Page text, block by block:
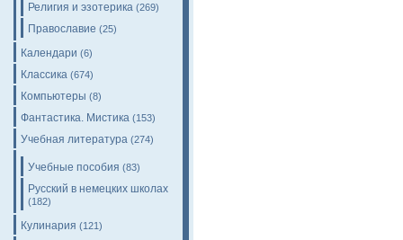
Религия и эзотерика (269)
Православие (25)
Календари (6)
Классика (674)
Компьютеры (8)
Фантастика. Мистика (153)
Учебная литература (274)
Учебные пособия (83)
Русский в немецких школах
(182)
Кулинария (121)